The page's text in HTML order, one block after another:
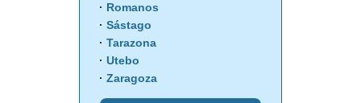
Romanos
Sástago
Tarazona
Utebo
Zaragoza